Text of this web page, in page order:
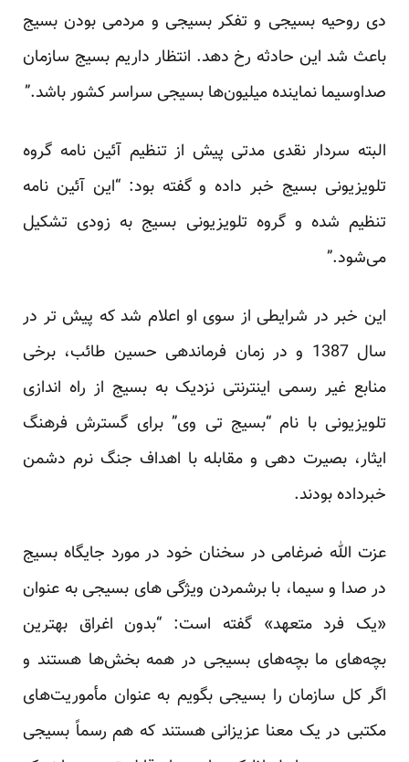
دی روحیه بسیجی و تفکر بسیجی و مردمی بودن بسیج
باعث شد این حادثه رخ دهد. انتظار داریم بسیج سازمان
صداوسیما نماینده میلیون‌ها بسیجی سراسر کشور باشد.”
البته سردار نقدی مدتی پیش از تنظیم آئین نامه گروه
تلویزیونی بسیج خبر داده وگفته بود: “این آئین نامه
تنظیم شده و گروه تلویزیونی بسیج به زودی تشکیل
می‌شود.”
این خبر در شرایطی از سوی او اعلام شد که پیش تر در
سال 1387 و در زمان فرماندهی حسین طائب، برخی
منابع غیر رسمی اینترنتی نزدیک به بسیج از راه اندازی
تلویزیونی با نام “بسیج تی وی” برای گسترش فرهنگ
ایثار، بصیرت دهی و مقابله با اهداف جنگ نرم دشمن
خبرداده بودند.
عزت الله ضرغامی در سخنان خود در مورد جایگاه بسیج
در صدا و سیما، با برشمردن ویژگی های بسیجی به عنوان
«یک فرد متعهد» گفته است: “بدون اغراق بهترین
بچه‌های ما بچه‌های بسیجی در همه بخش‌ها هستند و
اگر کل سازمان را بسیجی بگویم به عنوان مأموریت‌های
مکتبی در یک معنا عزیزانی هستند که هم رسماً بسیجی